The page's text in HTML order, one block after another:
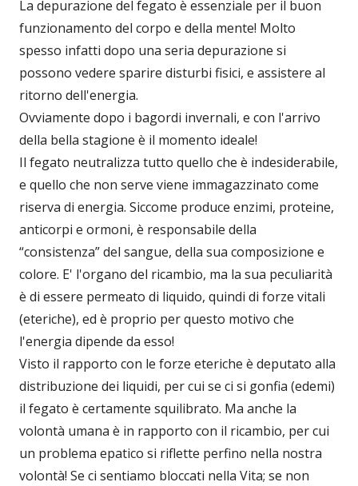
La depurazione del fegato è essenziale per il buon
funzionamento del corpo e della mente! Molto
spesso infatti dopo una seria depurazione si
possono vedere sparire disturbi fisici, e assistere al
ritorno dell'energia.
Ovviamente dopo i bagordi invernali, e con l'arrivo
della bella stagione è il momento ideale!
Il fegato neutralizza tutto quello che è indesiderabile,
e quello che non serve viene immagazzinato come
riserva di energia. Siccome produce enzimi, proteine,
anticorpi e ormoni, è responsabile della
“consistenza” del sangue, della sua composizione e
colore. E' l'organo del ricambio, ma la sua peculiarità
è di essere permeato di liquido, quindi di forze vitali
(eteriche), ed è proprio per questo motivo che
l'energia dipende da esso!
Visto il rapporto con le forze eteriche è deputato alla
distribuzione dei liquidi, per cui se ci si gonfia (edemi)
il fegato è certamente squilibrato. Ma anche la
volontà umana è in rapporto con il ricambio, per cui
un problema epatico si riflette perfino nella nostra
volontà! Se ci sentiamo bloccati nella Vita; se non